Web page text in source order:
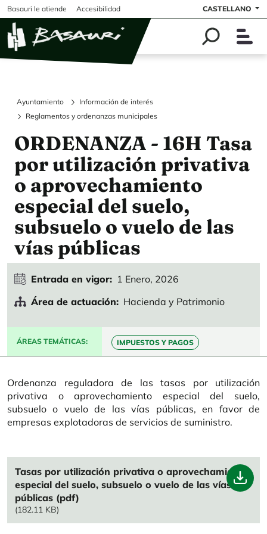
Pasar al contenido principal
Basauri le atiende Accesibilidad CASTELLANO
Ayuntamiento
Información de interés
Reglamentos y ordenanzas municipales
ORDENANZA - 16H Tasa
por utilización privativa
o aprovechamiento
especial del suelo,
subsuelo o vuelo de las
vías públicas
Entrada en vigor
1 Enero, 2026
Área de actuación
Hacienda y Patrimonio
ÁREAS TEMÁTICAS IMPUESTOS Y PAGOS
Ordenanza reguladora de las tasas por utilización
privativa o aprovechamiento especial del suelo,
subsuelo o vuelo de las vías públicas, en favor de
empresas explotadoras de servicios de suministro.
File
Tasas por utilización privativa o aprovechamiento
especial del suelo, subsuelo o vuelo de las vías
públicas (pdf)
(182.11 KB)